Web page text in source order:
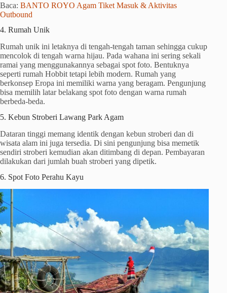
Baca: BANTO ROYO Agam Tiket Masuk & Aktivitas
Outbound
4. Rumah Unik
Rumah unik ini letaknya di tengah-tengah taman sehingga cukup
mencolok di tengah warna hijau. Pada wahana ini sering sekali
ramai yang menggunakannya sebagai spot foto. Bentuknya
seperti rumah Hobbit tetapi lebih modern. Rumah yang
berkonsep Eropa ini memiliki warna yang beragam. Pengunjung
bisa memilih latar belakang spot foto dengan warna rumah
berbeda-beda.
5. Kebun Stroberi Lawang Park Agam
Dataran tinggi memang identik dengan kebun stroberi dan di
wisata alam ini juga tersedia. Di sini pengunjung bisa memetik
sendiri stroberi kemudian akan ditimbang di depan. Pembayaran
dilakukan dari jumlah buah stroberi yang dipetik.
6. Spot Foto Perahu Kayu